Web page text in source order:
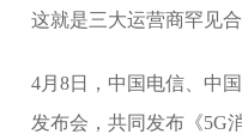
这就是三大运营商罕见
4月8日，中国电信、中
发布会，共同发布《5G